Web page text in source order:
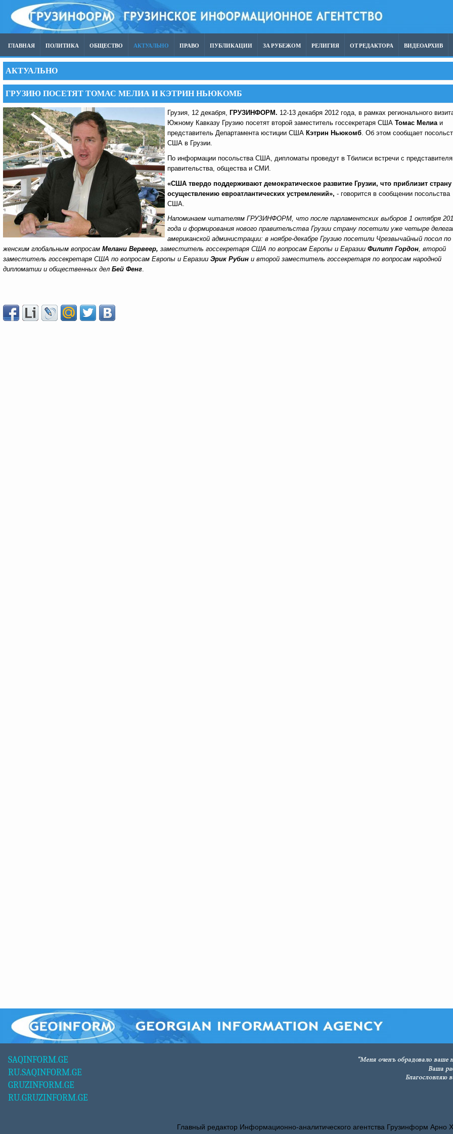
ГЛАВНАЯ ПОЛИТИКА ОБЩЕСТВО АКТУАЛЬНО ПРАВО ПУБЛИКАЦИИ ЗА РУБЕЖОМ РЕЛИГИЯ ОТ РЕДАКТОРА ВИДЕОАРХИВ
АКТУАЛЬНО
ГРУЗИЮ ПОСЕТЯТ ТОМАС МЕЛИА И КЭТРИН НЬЮКОМБ
Грузия, 12 декабря, ГРУЗИНФОРМ. 12-13 декабря 2012 года, в рамках регионального
Южному Кавказу Грузию посетят второй заместитель госсекретаря США Томас Мелиаи
представитель Департамента юстиции США Кэтрин Ньюкомб. Об этом сообщает
США в Грузии.
По информации посольства США, дипломаты проведут в Тбилиси встречи с
правительства, общества и СМИ.
«США твердо поддерживают демократическое развитие Грузии, что приблизит страну
осуществлению евроатлантических устремлений», - говорится в сообщении посольства
США.
Напоминаем читателям ГРУЗИНФОРМ, что после парламентских выборов 1 октября
года и формирования нового правительства Грузии страну посетили уже четыре
американской администрации: в ноябре-декабре Грузию посетили Чрезвычайный посол по
женским глобальным вопросам Мелани Вервеер, заместитель госсекретаря США по вопросам Европы и Евразии Филипп Гордон, второй
заместитель госсекретаря США по вопросам Европы и Евразии Эрик Рубин и второй заместитель госсекретаря по вопросам народной
дипломатии и общественных дел Бей Фенг.
SAQINFORM.GE
RU.SAQINFORM.GE
GRUZINFORM.GE
RU.GRUZINFORM.GE
Главный редактор Информационно-аналитического агентства Грузинформ Арно